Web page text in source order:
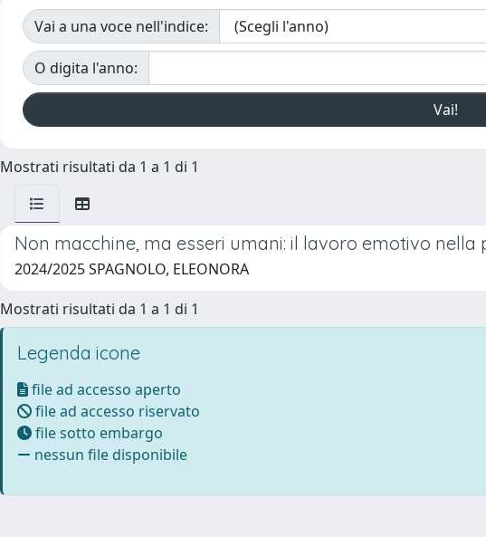
Vai a una voce nell'indice:
O digita l'anno:
Mostrati risultati da 1 a 1 di 1
Non macchine, ma esseri umani: il lavoro emotivo nella
2024/2025 SPAGNOLO, ELEONORA
Mostrati risultati da 1 a 1 di 1
Legenda icone
file ad accesso aperto
file ad accesso riservato
file sotto embargo
nessun file disponibile